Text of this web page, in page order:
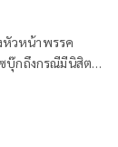
หัวหน้าพรรค
บุ๊กถึงกรณีมีนิสิต